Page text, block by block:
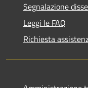
Segnalazione
Leggi le FAQ
Richiesta